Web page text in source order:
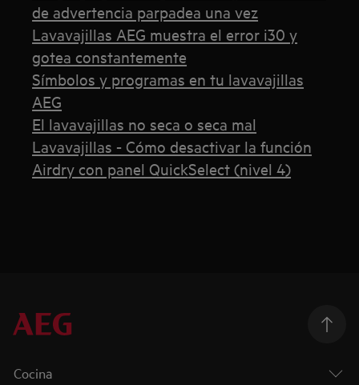
de advertencia parpadea una vez
Lavavajillas AEG muestra el error i30 y
gotea constantemente
Símbolos y programas en tu lavavajillas
AEG
El lavavajillas no seca o seca mal
Lavavajillas - Cómo desactivar la función
Airdry con panel QuickSelect (nivel 4)
Cocina